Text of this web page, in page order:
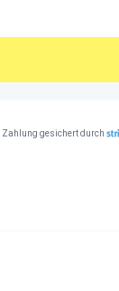
Zahlung gesichert durch